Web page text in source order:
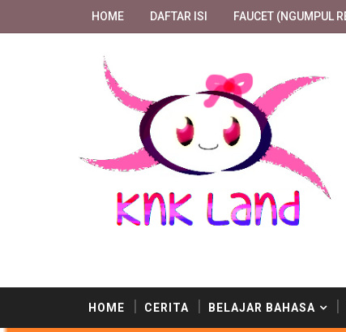
HOME DAFTAR ISI FAUCET (NGUMPUL
bisa menemukan ratusan postingan
HOME CERITA BELAJAR BAHASA